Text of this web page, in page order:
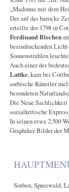
„Madonna mit dem
Der auf das barocke
erteilte der 1798 in
Ferdinand Blechen
beeindruckenden
Sonnenstrahlen
Auch einer der
Lattke, kam bei
sorbische Künstler
besonderen
Die Neue Sachlichkeit
sozialkritische
In seinen etwa 2.500
Graphiker Bilder der
Sorben, Spreewald,